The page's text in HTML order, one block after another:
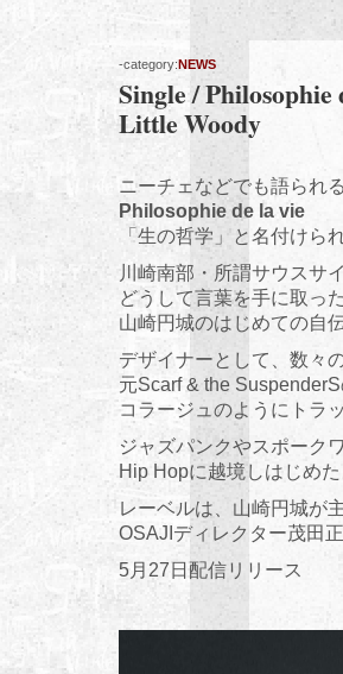
-category:NEWS
Single /
Little Woody
ニーチェなどでも語られる
Philosophie de la vie
「生の哲学」と名付けら
川崎南部・所謂サウスサ
どうして言葉を手に取っ
山崎円城のはじめての自
デザイナーとして、数々
元Scarf & the
コラージュのようにトラ
ジャズパンクやスポーク
Hip Hopに越境しはじめ
レーベルは、山崎円城が
OSAJIディレクター茂田
5月27日配信リリース